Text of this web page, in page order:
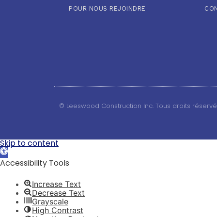
POUR NOUS REJOINDRE
© Leeswood Construction Inc. Tous droits
Skip to content
Open
toolbar
Accessibility Tools
Increase Text
Decrease Text
Grayscale
High Contrast